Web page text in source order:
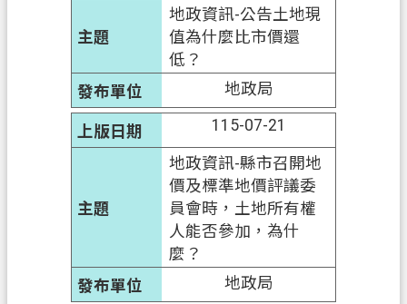
地政資訊-公告土地現
值為什麼比市價還
低？
地政局
115-07-21
地政資訊-縣市召開地
價及標準地價評議委
員會時，土地所有權
人能否參加，為什
麼？
地政局